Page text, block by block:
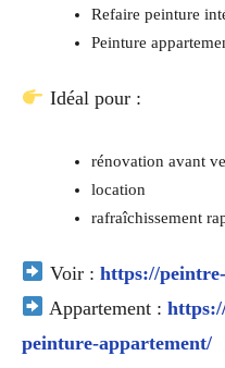
Refaire peinture
Peinture
Idéal pour :
rénovation avant
location
rafraîchissement
Voir : https://
Appartement :
peinture-appartement/